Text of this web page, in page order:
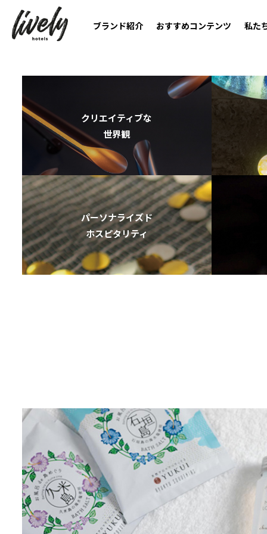
ブランド紹介 おすすめコンテンツ 私た
クリエイティブな
世界観
パーソナライズド
ホスピタリティ